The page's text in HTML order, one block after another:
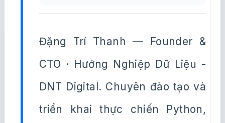
Đặng Trí Thanh — Founder &
CTO · Hướng Nghiệp Dữ Liệu -
DNT Digital. Chuyên đào tạo và
triển khai thực chiến Python,